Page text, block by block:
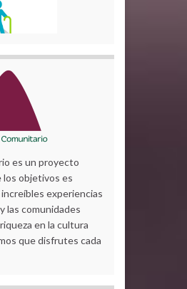
es un proyecto
los objetivos es
experiencias
las comunidades
en la cultura
que disfrutes cada